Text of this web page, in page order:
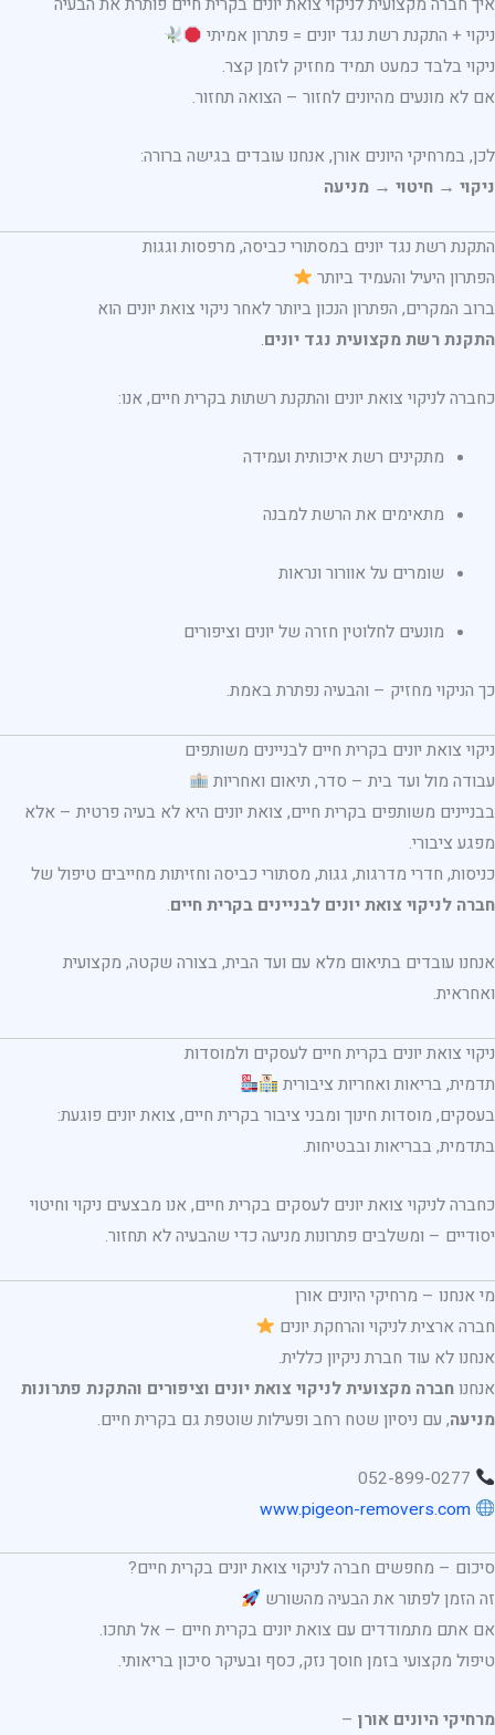
איך חברה מקצועית לניקוי צואת יונים בקרית חיים פותרת את הבעיה
ניקוי + התקנת רשת נגד יונים = פתרון אמיתי
ניקוי בלבד כמעט תמיד מחזיק לזמן קצר.
אם לא מונעים מהיונים לחזור – הצואה תחזור.
לכן, במרחיקי היונים אורן, אנחנו עובדים בגישה ברורה:
ניקוי → חיטוי → מניעה
התקנת רשת נגד יונים במסתורי כביסה, מרפסות וגגות
הפתרון היעיל והעמיד ביותר
ברוב המקרים, הפתרון הנכון ביותר לאחר ניקוי צואת יונים הוא
התקנת רשת מקצועית נגד יונים.
כחברה לניקוי צואת יונים והתקנת רשתות בקרית חיים, אנו:
מתקינים רשת איכותית ועמידה
מתאימים את הרשת למבנה
שומרים על אוורור ונראות
מונעים לחלוטין חזרה של יונים וציפורים
כך הניקוי מחזיק – והבעיה נפתרת באמת.
ניקוי צואת יונים בקרית חיים לבניינים משותפים
עבודה מול ועד בית – סדר, תיאום ואחריות
בבניינים משותפים בקרית חיים, צואת יונים היא לא בעיה פרטית – אלא
מפגע ציבורי.
כניסות, חדרי מדרגות, גגות, מסתורי כביסה וחזיתות מחייבים טיפול של
חברה לניקוי צואת יונים לבניינים בקרית חיים.
אנחנו עובדים בתיאום מלא עם ועד הבית, בצורה שקטה, מקצועית
ואחראית.
ניקוי צואת יונים בקרית חיים לעסקים ולמוסדות
תדמית, בריאות ואחריות ציבורית
בעסקים, מוסדות חינוך ומבני ציבור בקרית חיים, צואת יונים פוגעת:
בתדמית, בבריאות ובבטיחות.
כחברה לניקוי צואת יונים לעסקים בקרית חיים, אנו מבצעים ניקוי וחיטוי
יסודיים – ומשלבים פתרונות מניעה כדי שהבעיה לא תחזור.
מי אנחנו – מרחיקי היונים אורן
חברה ארצית לניקוי והרחקת יונים
אנחנו לא עוד חברת ניקיון כללית.
אנחנוחברה מקצועית לניקוי צואת יונים וציפורים והתקנת פתרונות
מניעה, עם ניסיון שטח רחב ופעילות שוטפת גם בקרית חיים.
www.pigeon-removers.com
סיכום – מחפשים חברה לניקוי צואת יונים בקרית חיים?
זה הזמן לפתור את הבעיה מהשורש
אם אתם מתמודדים עם צואת יונים בקרית חיים – אל תחכו.
טיפול מקצועי בזמן חוסך נזק, כסף ובעיקר סיכון בריאותי.
מרחיקי היונים אורן –